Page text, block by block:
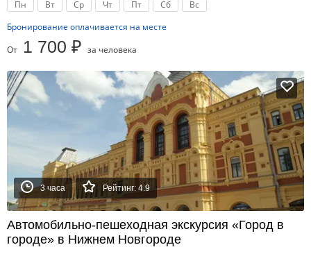
Пн Вт Ср Чт Пт Сб
Вс
Бронирование оплачивается на месте
От 1 700 ₽ за человека
3 часа Рейтинг: 4.9
Автомобильно-пешеходная экскурсия «Город в
городе» в Нижнем Новгороде